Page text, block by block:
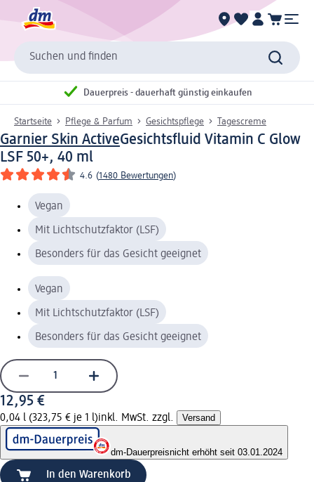
Suchen und finden
Dauerpreis - dauerhaft günstig einkaufen
Startseite Pflege & Parfum Gesichtspflege Tagescreme
Garnier Skin ActiveGesichtsfluid Vitamin C Glow
LSF 50+, 40 ml
4.6 (1480 Bewertungen)
Vegan
Mit Lichtschutzfaktor (LSF)
Besonders für das Gesicht geeignet
Vegan
Mit Lichtschutzfaktor (LSF)
Besonders für das Gesicht geeignet
12,95 €
0,04 l (323,75 € je 1 l)inkl. MwSt. zzgl. Versand
dm-Dauerpreisnicht erhöht seit 03.01.2024
In den Warenkorb